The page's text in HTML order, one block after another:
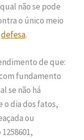
não se pode
o único meio
defesa.
de que:
fundamento
se não há
o dia dos fatos,
ou